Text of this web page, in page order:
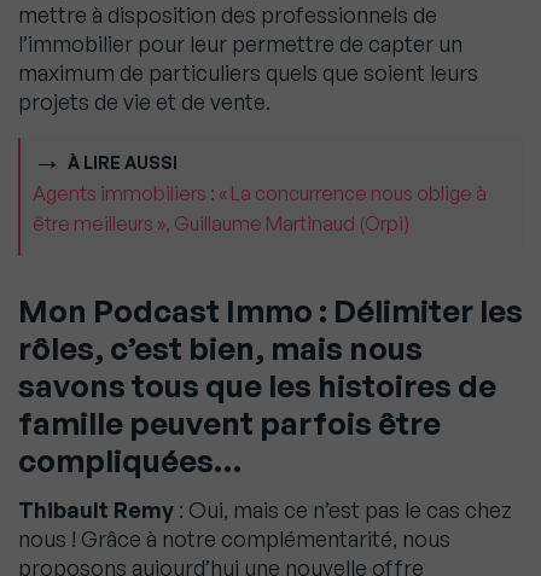
mettre à disposition des professionnels de
l’immobilier pour leur permettre de capter un
maximum de particuliers quels que soient leurs
projets de vie et de vente.
À LIRE AUSSI
Agents immobiliers : « La concurrence nous oblige à
être meilleurs », Guillaume Martinaud (Orpi)
Mon Podcast Immo : Délimiter les
rôles, c’est bien, mais nous
savons tous que les histoires de
famille peuvent parfois être
compliquées…
Thibault Remy : Oui, mais ce n’est pas le cas chez
nous ! Grâce à notre complémentarité, nous
proposons aujourd’hui une nouvelle offre